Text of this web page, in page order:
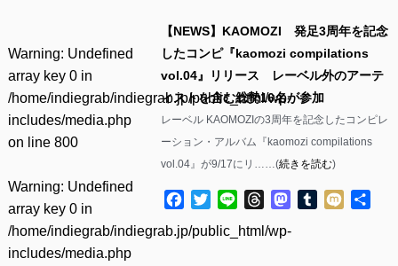
Warning: Undefined
array key 0 in
/home/indiegrab/indiegrab.jp/public_html/wp-
includes/media.php
on line 800
Warning: Undefined
array key 0 in
/home/indiegrab/indiegrab.jp/public_html/wp-
includes/media.php
【NEWS】KAOMOZI 発足3周年を記念
したコンピ『kaomozi compilations
vol.04』リリース レーベル外のアーテ
ィストを含む総勢16名が参加
レーベル KAOMOZIの3周年を記念したコンピレ
ーション・アルバム『kaomozi compilations
vol.04』が9/17にリ……(続きを読む)
Facebook
TwitterLine ThreadsMastodon
Tumblr
Mixi